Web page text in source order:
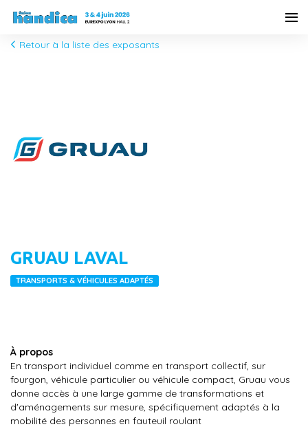
Retour à la liste des exposants
GRUAU LAVAL
TRANSPORTS & VÉHICULES ADAPTÉS
À propos
En transport individuel comme en transport collectif, sur
fourgon, véhicule particulier ou véhicule compact, Gruau vous
donne accès à une large gamme de transformations et
d'aménagements sur mesure, spécifiquement adaptés à la
mobilité des personnes en fauteuil roulant